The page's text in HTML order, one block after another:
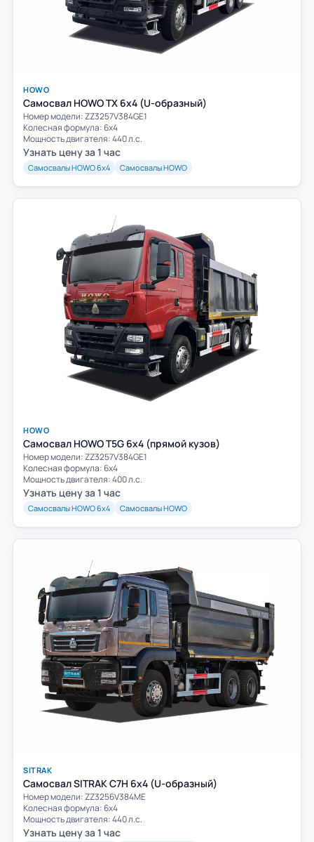
HOWO
Самосвал HOWO TX 6x4 (U-образный)
Номер модели: ZZ3257V384GE1
Колесная формула: 6х4
Мощность двигателя: 440 л.с.
Узнать цену за 1 час
Самосвалы HOWO 6х4 Самосвалы HOWO
HOWO
Самосвал HOWO T5G 6x4 (прямой кузов)
Номер модели: ZZ3257V384GE1
Колесная формула: 6х4
Мощность двигателя: 400 л.с.
Узнать цену за 1 час
Самосвалы HOWO 6х4 Самосвалы HOWO
SITRAK
Самосвал SITRAK C7H 6x4 (U-образный)
Номер модели: ZZ3256V384ME
Колесная формула: 6х4
Мощность двигателя: 440 л.с.
Узнать цену за 1 час